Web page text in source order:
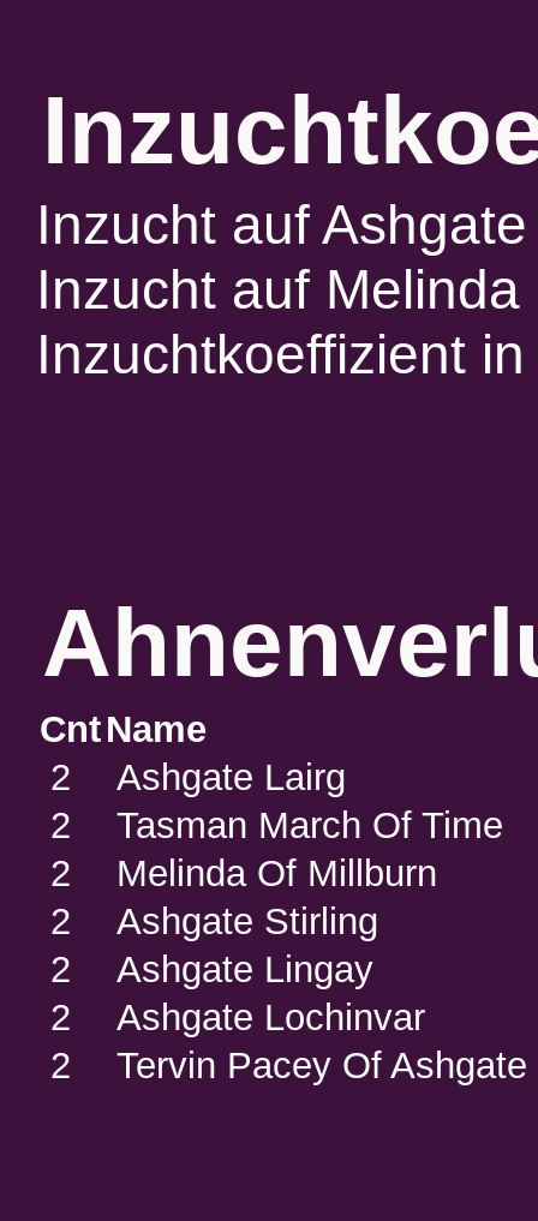
Inzucht auf
Inzucht auf
Inzuchtkoeffizient
CntName
2
Ashgate Lairg
2
Tasman March Of Time
2
Melinda Of Millburn
2
Ashgate Stirling
2
Ashgate Lingay
2
Ashgate Lochinvar
2
Tervin Pacey Of Ashgate